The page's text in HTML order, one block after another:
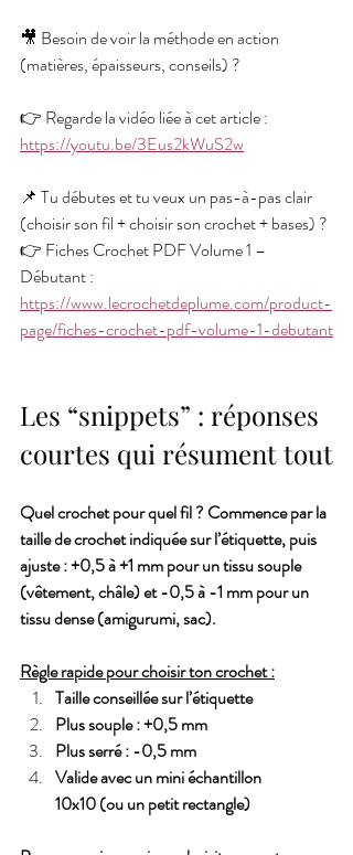
🎥 Besoin de voir la méthode en action
(matières, épaisseurs, conseils) ?
👉 Regarde la vidéo liée à cet article :
https://youtu.be/3Eus2kWuS2w
📌 Tu débutes et tu veux un pas-à-pas clair
(choisir son fil + choisir son crochet + bases) ?
👉 Fiches Crochet PDF Volume 1 –
Débutant :
https://www.lecrochetdeplume.com/product-
page/fiches-crochet-pdf-volume-1-debutant
Les “snippets” : réponses
courtes qui résument tout
Quel crochet pour quel fil ? Commence par la
taille de crochet indiquée sur l’étiquette, puis
ajuste : +0,5 à +1 mm pour un tissu souple
(vêtement, châle) et -0,5 à -1 mm pour un
tissu dense (amigurumi, sac).
Règle rapide pour choisir ton crochet :
Taille conseillée sur l’étiquette
Plus souple : +0,5 mm
Plus serré : -0,5 mm
Valide avec un mini échantillon
10x10 (ou un petit rectangle)